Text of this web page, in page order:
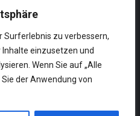
Surferlebnis zu verbessern,
einzusetzen und
Wenn Sie auf „Alle
der Anwendung von
08:00 - 13:00 Uhr
Medien an